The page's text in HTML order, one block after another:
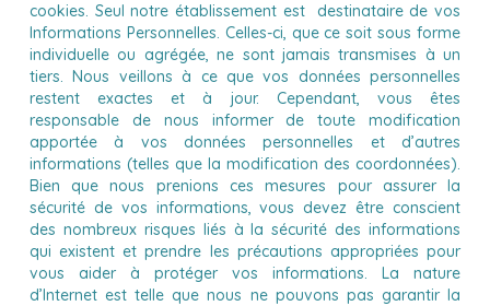
cookies. Seul notre établissement est destinataire de vos
Informations Personnelles. Celles-ci, que ce soit sous forme
individuelle ou agrégée, ne sont jamais transmises à un
tiers. Nous veillons à ce que vos données personnelles
restent exactes et à jour. Cependant, vous êtes
responsable de nous informer de toute modification
apportée à vos données personnelles et d’autres
informations (telles que la modification des coordonnées).
Bien que nous prenions ces mesures pour assurer la
sécurité de vos informations, vous devez être conscient
des nombreux risques liés à la sécurité des informations
qui existent et prendre les précautions appropriées pour
vous aider à protéger vos informations. La nature
d’Internet est telle que nous ne pouvons pas garantir la